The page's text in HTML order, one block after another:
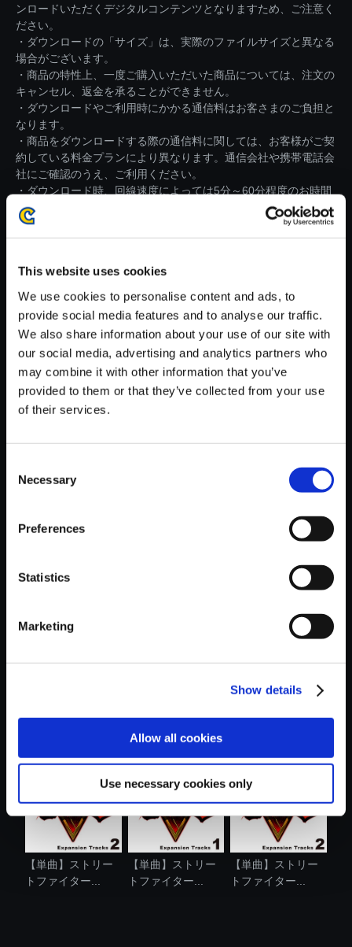
This website uses cookies
We use cookies to personalise content and ads, to
provide social media features and to analyse our traffic.
We also share information about your use of our site with
our social media, advertising and analytics partners who
may combine it with other information that you’ve
provided to them or that they’ve collected from your use
of their services.
Selection
Necessary
Preferences
Statistics
Marketing
Show details
Allow all cookies
Use necessary cookies only
ンロードいただくデジタルコンテンツとなりますため、ご注意く
ださい。
・ダウンロードの「サイズ」は、実際のファイルサイズと異なる
場合がございます。
・商品の特性上、一度ご購入いただいた商品については、注文の
キャンセル、返金を承ることができません。
・ダウンロードやご利用時にかかる通信料はお客さまのご負担と
なります。
・商品をダウンロードする際の通信料に関しては、お客様がご契
約している料金プランにより異なります。通信会社や携帯電話会
社にご確認のうえ、ご利用ください。
・ダウンロード時、回線速度によっては5分～60分程度のお時間
がかかる場合がございます。
※ご購入いただいたファイルのダウンロードの際には、通信環境
が安定しているWifi環境でお試しください。
【単曲】ストリートファイター
V エクスパンション トラックス
2 死者の力
おすすめ商品
【単曲】ストリー
トファイター...
【単曲】ストリー
トファイター...
【単曲】ストリー
トファイター...